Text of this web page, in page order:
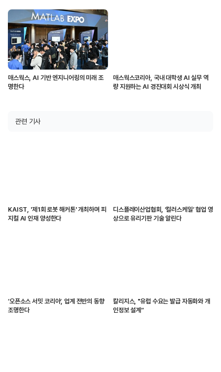
매스웍스, AI 기반 엔지니어링의 미래 조
명한다
매스웍스코리아, 국내 대학생 AI 실무 역
량 지원하는 AI 경진대회 시상식 개최
관련 기사
KAIST, '제1회 로봇 해커톤' 개최하며 피
지컬 AI 인재 양성한다
디스플레이산업협회, ‘컬러스케일’ 협업 영
상으로 유리기판 기술 알린다
‘오픈소스 서밋 코리아’, 업계 전반의 동향
조명한다
칼리지스, "유럽 수요는 발급 자동화와 개
인정보 설계“